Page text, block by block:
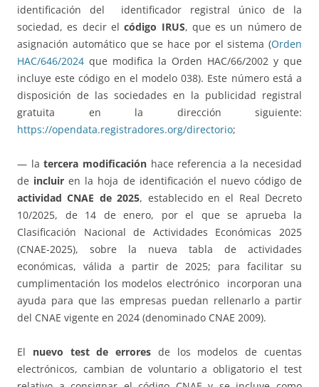
identificación del identificador registral único de la
sociedad, es decir elcódigo IRUS, que es un número de
asignación automático que se hace por el sistema (Orden
HAC/646/2024 que modifica la Orden HAC/66/2002 y que
incluye este código en el modelo 038). Este número está a
disposición de las sociedades en la publicidad registral
gratuita en la dirección siguiente:
https://opendata.registradores.org/directorio;
— latercera modificaciónhace referencia a la necesidad
de incluir en la hoja de identificación el nuevo código de
actividad CNAE de 2025, establecido en el Real Decreto
10/2025, de 14 de enero, por el que se aprueba la
Clasificación Nacional de Actividades Económicas 2025
(CNAE-2025), sobre la nueva tabla de actividades
económicas, válida a partir de 2025; para facilitar su
cumplimentación los modelos electrónico incorporan una
ayuda para que las empresas puedan rellenarlo a partir
del CNAE vigente en 2024 (denominado CNAE 2009).
El nuevo test de errores de los modelos de cuentas
electrónicos, cambian de voluntario a obligatorio el test